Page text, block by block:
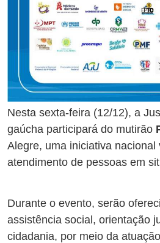
Nesta sexta-feira (12/12), a
gaúcha participará do mutirão
Alegre, uma iniciativa nacional
atendimento de pessoas em
Durante o evento, serão
assistência social, orientação
cidadania, por meio da